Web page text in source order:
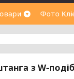
Фото
з W-